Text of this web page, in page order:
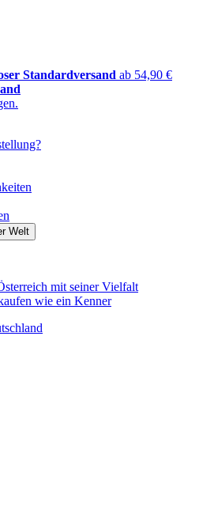
Standardversand ab 54,90 €
mit seiner Vielfalt
wie ein Kenner